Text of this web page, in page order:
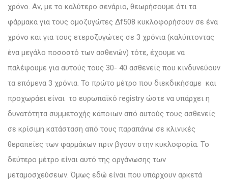
χρόνο. Αν, με το καλύτερο σενάριο, θεωρήσουμε ότι τα
φάρμακα για τους ομοζυγώτες Δf508 κυκλοφορήσουν σε ένα
χρόνο και για τους ετεροζυγώτες σε 3 χρόνια (καλύπτοντας
ένα μεγάλο ποσοστό των ασθενών) τότε, έχουμε να
παλέψουμε για αυτούς τους 30- 40 ασθενείς που κινδυνεύουν
τα επόμενα 3 χρόνια. Το πρώτο μέτρο που διεκδικήσαμε και
προχωράει είναι το ευρωπαϊκό registry ώστε να υπάρχει η
δυνατότητα συμμετοχής κάποιων από αυτούς τους ασθενείς
σε κρίσιμη κατάσταση από τους παραπάνω σε κλινικές
θεραπείες των φαρμάκων πριν βγουν στην κυκλοφορία. Το
δεύτερο μέτρο είναι αυτό της οργάνωσης των
μεταμοσχεύσεων. Όμως εδώ είναι που υπάρχουν αρκετά